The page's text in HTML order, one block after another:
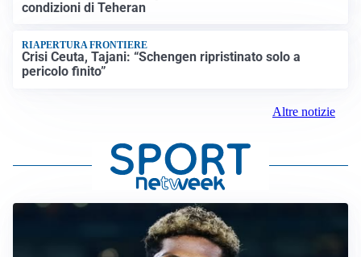
condizioni di Teheran
RIAPERTURA FRONTIERE
Crisi Ceuta, Tajani: “Schengen ripristinato solo a
pericolo finito”
Altre notizie